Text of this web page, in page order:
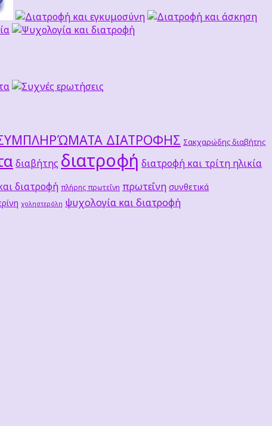
ΔΙΑΤΡΟΦΗΣ Σακχαρώδης διαβήτης
διαβήτης διατροφή διατροφή και τρίτη ηλικία
διατροφή πλήρης πρωτεΐνη πρωτεΐνη συνθετικά
χοληστερόλη ψυχολογία και διατροφή